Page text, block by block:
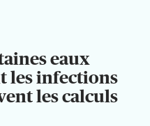
eaux
les infections
les calculs